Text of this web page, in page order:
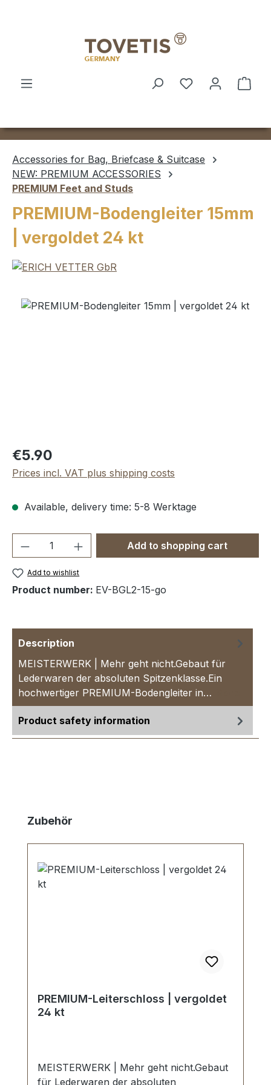
Accessories for Bag, Briefcase & Suitcase
NEW: PREMIUM ACCESSORIES
PREMIUM Feet and Studs
PREMIUM-Bodengleiter 15mm
| vergoldet 24 kt
Skip image gallery
Regular price:
€5.90
Prices incl. VAT plus shipping costs
Available, delivery time: 5-8 Werktage
Product Quantity: Enter the desired
Add to shopping cart
Add to wishlist
Product number: EV-BGL2-15-go
Description
MEISTERWERK | Mehr geht nicht.Gebaut für
Lederwaren der absoluten Spitzenklasse.Ein
hochwertiger PREMIUM-Bodengleiter in…
Product safety information
Skip product gallery
Zubehör
PREMIUM-Leiterschloss | vergoldet
24 kt
MEISTERWERK | Mehr geht nicht.Gebaut
für Lederwaren der absoluten